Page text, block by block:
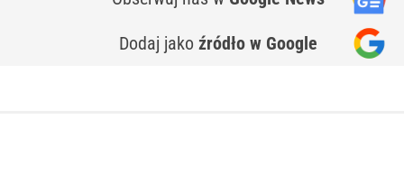
Dodaj jako źródło w Google